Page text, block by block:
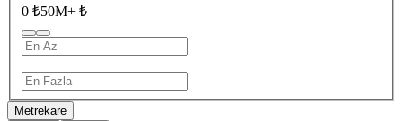
0 ₺50M+ ₺
—
Metrekare